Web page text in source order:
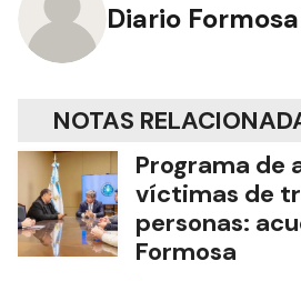
Diario Formosa
NOTAS
Programa de
víctimas de
personas:
Formosa